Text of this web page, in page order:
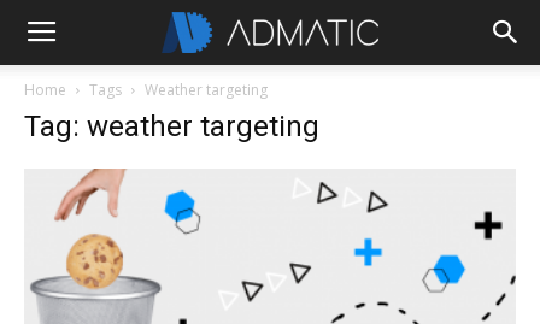
Home Tags Weather targeting
Tag: weather targeting